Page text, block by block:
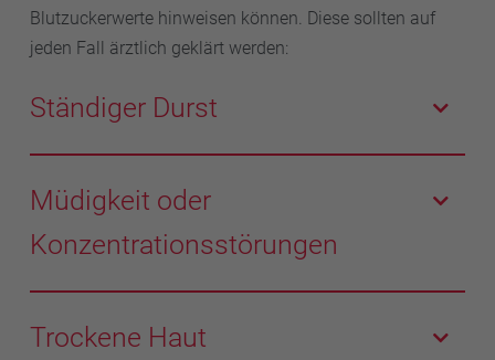
Blutzuckerwerte hinweisen können. Diese sollten auf
jeden Fall ärztlich geklärt werden:
Ständiger Durst
Steigt der Blutzucker stark an, wird vermehrt Zucker
über die Nieren ausgeschieden. Durch das häufige
Wasserlassen fehlt dem Körper Flüssigkeit und das
Durstgefühl nimmt zu.
Müdigkeit oder
Konzentrationsstörungen
Sowohl Müdigkeit als auch Konzentrationsstörungen
können bei hohen Blutzuckerwerten auftreten.
Trockene Haut